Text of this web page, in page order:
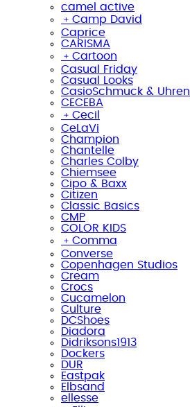
camel active
﹢ Camp David
Caprice
CARISMA
﹢ Cartoon
Casual Friday
Casual Looks
CasioSchmuck & Uhren
CECEBA
﹢ Cecil
CeLaVi
Champion
Chantelle
Charles Colby
Chiemsee
Cipo & Baxx
Citizen
Classic Basics
CMP
COLOR KIDS
﹢ Comma
Converse
Copenhagen Studios
Cream
Crocs
Cucamelon
Culture
DCShoes
Diadora
Didriksons1913
Dockers
DUR
Eastpak
Elbsand
ellesse